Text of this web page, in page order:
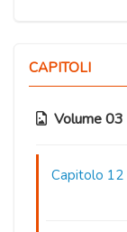
CAPITOLI
Volume 03
Capitolo 12